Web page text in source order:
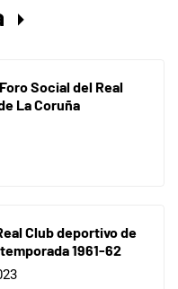
Social del Real
La Coruña
Club deportivo de
1961-62